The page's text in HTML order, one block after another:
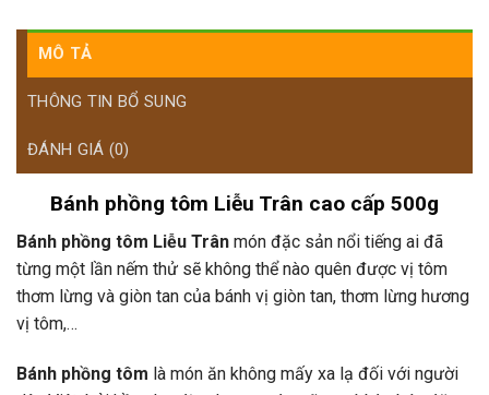
MÔ TẢ
THÔNG TIN BỔ SUNG
ĐÁNH GIÁ (0)
Bánh phồng tôm Liễu Trân cao cấp 500g
Bánh phồng tôm Liễu Trân món đặc sản nổi tiếng ai đã
từng một lần nếm thử sẽ không thể nào quên được vị tôm
thơm lừng và giòn tan của bánh vị giòn tan, thơm lừng hương
vị tôm,…
Bánh phồng tôm là món ăn không mấy xa lạ đối với người